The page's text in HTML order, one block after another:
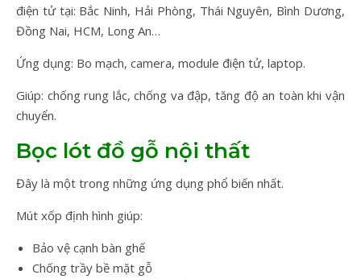
điện tử tại: Bắc Ninh, Hải Phòng, Thái Nguyên, Bình Dương,
Đồng Nai, HCM, Long An…
Ứng dụng: Bo mạch, camera, module điện tử, laptop.
Giúp: chống rung lắc, chống va đập, tăng độ an toàn khi vận
chuyển.
Bọc lót đồ gỗ nội thất
Đây là một trong những ứng dụng phổ biến nhất.
Mút xốp định hình giúp:
Bảo vệ cạnh bàn ghế
Chống trầy bề mặt gỗ